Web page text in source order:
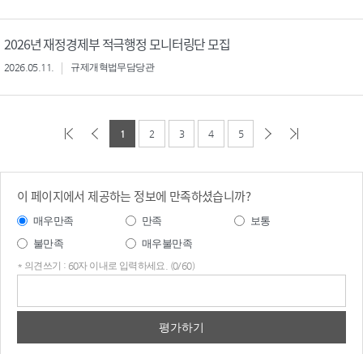
2026년 재정경제부 적극행정 모니터링단 모집
2026.05.11. 규제개혁법무담당관
1 2 3 4 5
이 페이지에서 제공하는 정보에 만족하셨습니까?
매우만족 만족
보통
불만족
매우불만족
* 의견쓰기 : 60자 이내로 입력하세요. (0/60)